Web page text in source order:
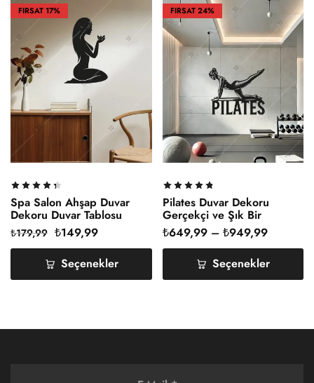
FIRSAT17%
Spa Salon Ahşap Duvar
Dekoru Duvar Tablosu
₺179,99 ₺149,99
Seçenekler
FIRSAT24%
Pilates Duvar Dekoru
Gerçekçi ve Şık Bir
Dokunuş
₺649,99 – ₺949,99
Seçenekler